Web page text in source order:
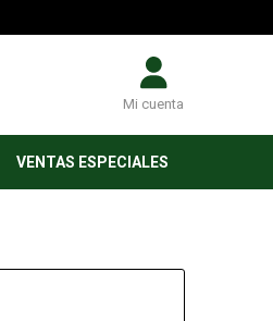
Mi cuenta
VENTAS ESPECIALES